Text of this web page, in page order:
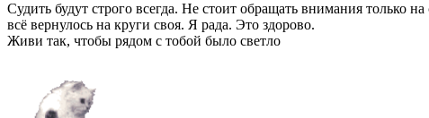
Судить будут строго всегда. Не стоит обращать внимания только
всё вернулось на круги своя. Я рада. Это здорово.
Живи так, чтобы рядом с тобой было светло